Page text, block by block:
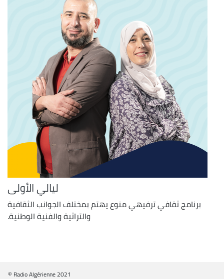
ليالي الأولى
برنامج ثقافي ترفيهي منوع يهتم بمختلف الجوانب الثقافية
والتراثية والفنية الوطنية.
© Radio Algérienne 2021